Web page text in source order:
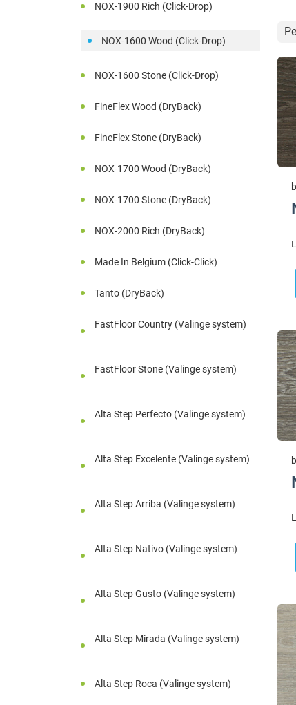
NOX-1900 Rich (Click-Drop)
NOX-1600 Wood (Click-Drop)
NOX-1600 Stone (Click-Drop)
FineFlex Wood (DryBack)
FineFlex Stone (DryBack)
NOX-1700 Wood (DryBack)
NOX-1700 Stone (DryBack)
NOX-2000 Rich (DryBack)
Made In Belgium (Click-Click)
Tanto (DryBack)
FastFloor Country (Valinge system)
FastFloor Stone (Valinge system)
Alta Step Perfecto (Valinge system)
Alta Step Excelente (Valinge system)
Alta Step Arriba (Valinge system)
Alta Step Nativo (Valinge system)
Alta Step Gusto (Valinge system)
Alta Step Mirada (Valinge system)
Alta Step Roca (Valinge system)